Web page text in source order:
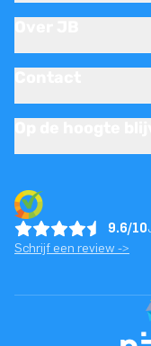
9.6/10
Schrijf een review ->